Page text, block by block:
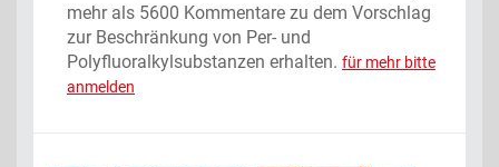
mehr als 5600 Kommentare zu dem Vorschlag
zur Beschränkung von Per- und
Polyfluoralkylsubstanzen erhalten. für mehr bitte
anmelden